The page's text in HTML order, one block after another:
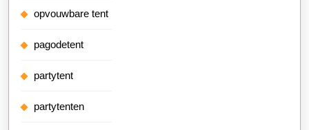
opvouwbare tent
pagodetent
partytent
partytenten